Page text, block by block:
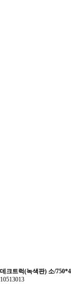
데크트럭(녹색판) 소/
10513013